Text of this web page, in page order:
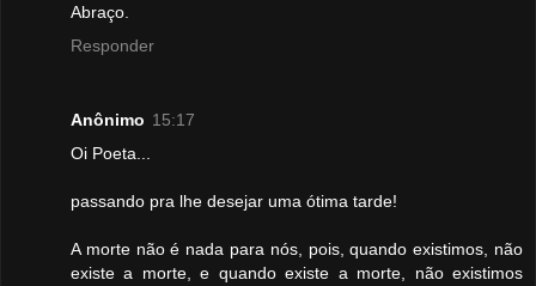
Abraço.
Responder
Anônimo 15:17
Oi Poeta...
passando pra lhe desejar uma ótima tarde!
A morte não é nada para nós, pois, quando existimos, não
existe a morte, e quando existe a morte, não existimos